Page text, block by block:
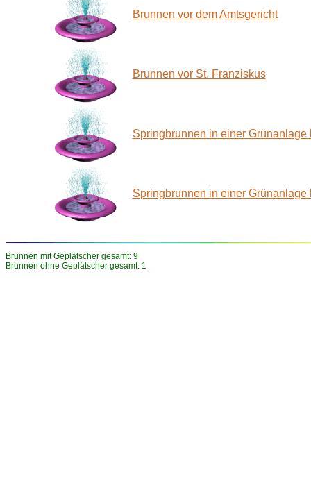
Brunnen vor dem Amtsgericht
Brunnen vor St. Franziskus
Springbrunnen in einer Grünanlage
Springbrunnen in einer Grünanlage
Brunnen mit Geplätscher gesamt: 9
Brunnen ohne Geplätscher gesamt: 1